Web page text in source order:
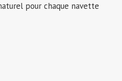
pour chaque navette